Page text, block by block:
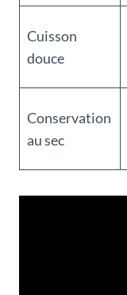
Cuisson
douce
Conservation
au sec